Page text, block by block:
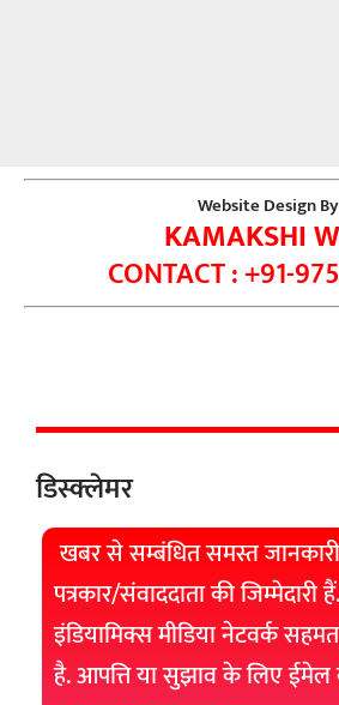
Website Design By
KAMAKSHI
CONTACT : +91-
डिस्क्लेमर
खबर से सम्बंधित समस्त
पत्रकार/संवाददाता की
इंडियामिक्स मीडिया नेटवर्क
है. आपत्ति या सुझाव के लिए